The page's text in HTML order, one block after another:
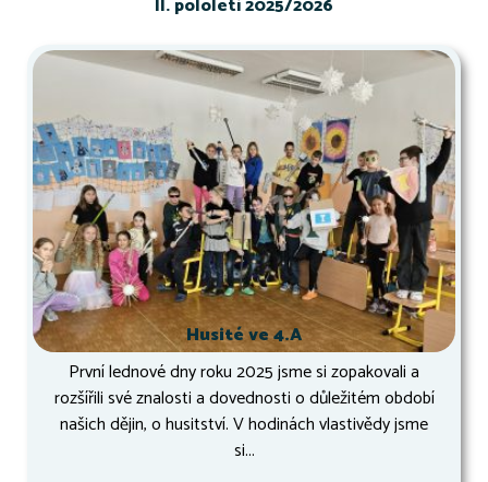
II. pololetí 2025/2026
Husité ve 4.A
První lednové dny roku 2025 jsme si zopakovali a
rozšířili své znalosti a dovednosti o důležitém období
našich dějin, o husitství. V hodinách vlastivědy jsme
si...